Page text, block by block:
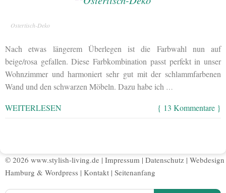
Ostertisch-Deko
Nach etwas längerem Überlegen ist die Farbwahl nun auf
beige/rosa gefallen. Diese Farbkombination passt perfekt in unser
Wohnzimmer und harmoniert sehr gut mit der schlammfarbenen
Wand und den schwarzen Möbeln. Dazu habe ich …
WEITERLESEN { 13 Kommentare }
© 2026 www.stylish-living.de | Impressum | Datenschutz | Webdesign
Hamburg & Wordpress | Kontakt | Seitenanfang